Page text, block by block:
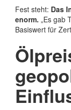
Fest steht: Das
enorm. „Es gab
Basiswert für